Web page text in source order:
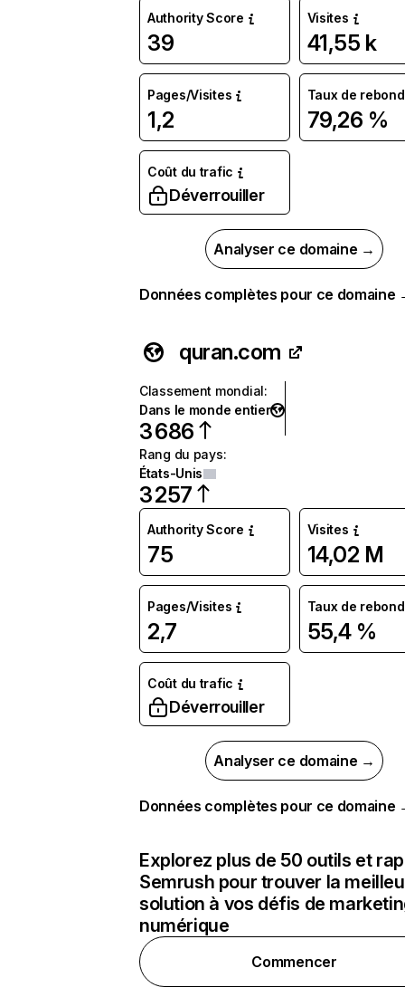
Authority Score
39
Visites
41,55 k
Pages/Visites
1,2
Taux de rebond
79,26 %
Coût du trafic
Déverrouiller
Analyser ce domaine →
Données complètes pour ce domaine
quran.com
Classement mondial:
Dans le monde entier
3 686
Rang du pays:
États-Unis
3 257
Authority Score
75
Visites
14,02 M
Pages/Visites
2,7
Taux de rebond
55,4 %
Coût du trafic
Déverrouiller
Analyser ce domaine →
Données complètes pour ce domaine
Explorez plus de 50 outils et
Semrush pour trouver la
solution à vos défis de
numérique
Commencer